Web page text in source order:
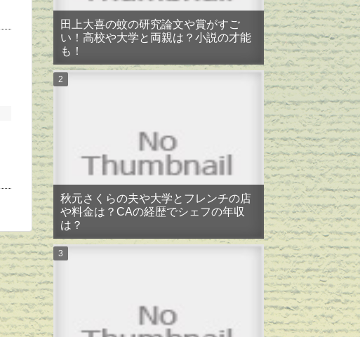
田上大喜の蚊の研究論文や賞がすご
い！高校や大学と両親は？小説の才能
も！
秋元さくらの夫や大学とフレンチの店
や料金は？CAの経歴でシェフの年収
は？